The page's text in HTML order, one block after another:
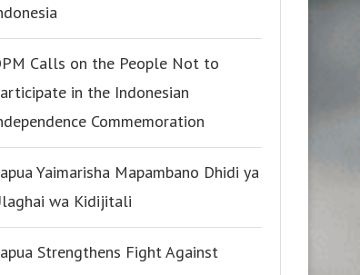
Calls on the People Not to
in the Indonesian
Commemoration
Yaimarisha Mapambano Dhidi ya
wa Kidijitali
Strengthens Fight Against